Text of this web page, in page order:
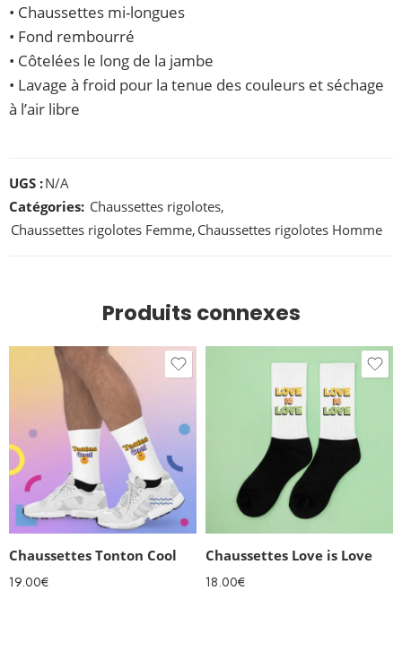
• Chaussettes mi-longues
• Fond rembourré
• Côtelées le long de la jambe
• Lavage à froid pour la tenue des couleurs et séchage
à l’air libre
UGS :N/A
Catégories: Chaussettes rigolotes,
Chaussettes rigolotes Femme, Chaussettes rigolotes Homme
Produits connexes
Chaussettes Tonton Cool
19.00€
Chaussettes Love is Love
18.00€